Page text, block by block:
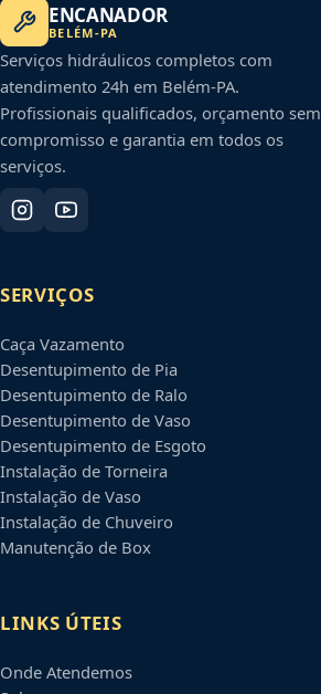
ENCANADOR
BELÉM-PA
Serviços hidráulicos completos com
atendimento 24h em Belém-PA.
Profissionais qualificados, orçamento sem
compromisso e garantia em todos os
serviços.
SERVIÇOS
Caça Vazamento
Desentupimento de Pia
Desentupimento de Ralo
Desentupimento de Vaso
Desentupimento de Esgoto
Instalação de Torneira
Instalação de Vaso
Instalação de Chuveiro
Manutenção de Box
LINKS ÚTEIS
Onde Atendemos